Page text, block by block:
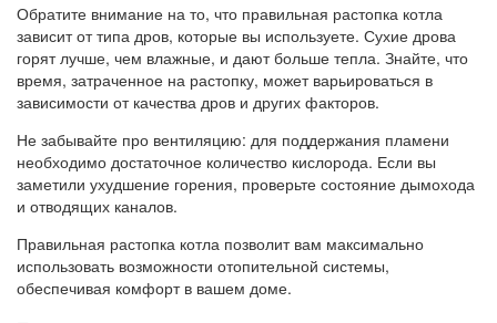
Обратите внимание на то, что правильная растопка котла
зависит от типа дров, которые вы используете. Сухие дрова
горят лучше, чем влажные, и дают больше тепла. Знайте, что
время, затраченное на растопку, может варьироваться в
зависимости от качества дров и других факторов.
Не забывайте про вентиляцию: для поддержания пламени
необходимо достаточное количество кислорода. Если вы
заметили ухудшение горения, проверьте состояние дымохода
и отводящих каналов.
Правильная растопка котла позволит вам максимально
использовать возможности отопительной системы,
обеспечивая комфорт в вашем доме.